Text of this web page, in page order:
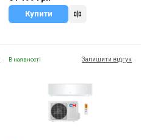
Купити
В наявності Залишити відгук